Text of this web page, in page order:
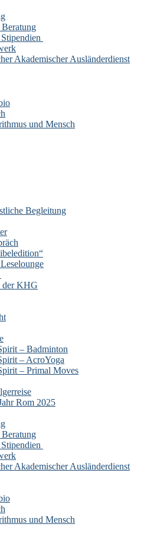
Akademischer Ausländerdienst
und Mensch
Begleitung
der KHG
– Badminton
– AcroYoga
– Primal Moves
Rom 2025
Akademischer Ausländerdienst
und Mensch